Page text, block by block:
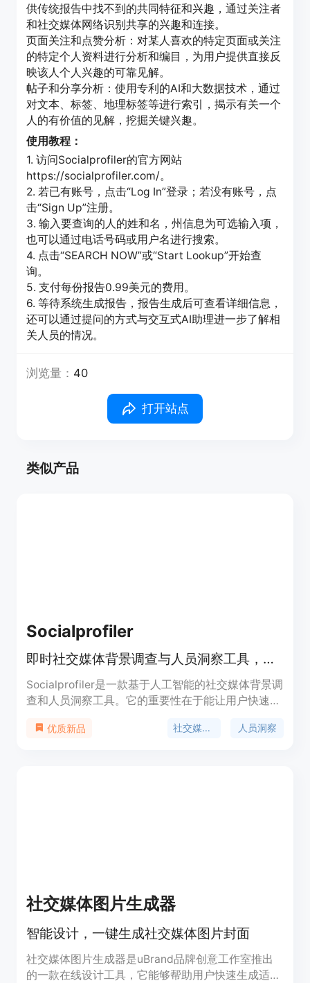
供传统报告中找不到的共同特征和兴趣，通过关注者
和社交媒体网络识别共享的兴趣和连接。
页面关注和点赞分析：对某人喜欢的特定页面或关注
的特定个人资料进行分析和编目，为用户提供直接反
映该人个人兴趣的可靠见解。
帖子和分享分析：使用专利的AI和大数据技术，通过
对文本、标签、地理标签等进行索引，揭示有关一个
人的有价值的见解，挖掘关键兴趣。
使用教程：
1. 访问Socialprofiler的官方网站
https://socialprofiler.com/。
2. 若已有账号，点击“Log In”登录；若没有账号，点
击“Sign Up”注册。
3. 输入要查询的人的姓和名，州信息为可选输入项，
也可以通过电话号码或用户名进行搜索。
4. 点击“SEARCH NOW”或“Start Lookup”开始查
询。
5. 支付每份报告0.99美元的费用。
6. 等待系统生成报告，报告生成后可查看详细信息，
还可以通过提问的方式与交互式AI助理进一步了解相
关人员的情况。
浏览量： 40
打开站点
类似产品
Socialprofiler
即时社交媒体背景调查与人员洞察工具，基于公开数据提供信息
Socialprofiler是一款基于人工智能的社交媒体背景调
查和人员洞察工具。它的重要性在于能让用户快速、
趣、识别潜在风险信号、提供交互式AI助理等。产品
优质新品 社交媒体背景调查 人员洞察
社交媒体图片生成器
智能设计，一键生成社交媒体图片封面
社交媒体图片生成器是uBrand品牌创意工作室推出
的一款在线设计工具，它能够帮助用户快速生成适合